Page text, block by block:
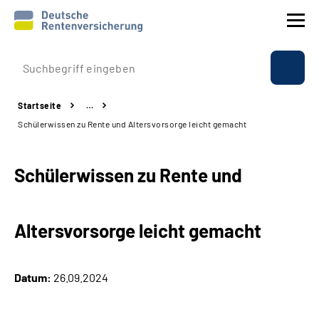
Prävention
Reha
Experten
Über uns & Presse
Startseite
…
Schülerwissen zu Rente und Altersvorsorge leicht gemacht
Schülerwissen zu Rente und
Altersvorsorge leicht gemacht
Datum: 26.09.2024